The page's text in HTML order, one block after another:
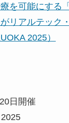
を可能にする
リアルテック
2025）
日開催